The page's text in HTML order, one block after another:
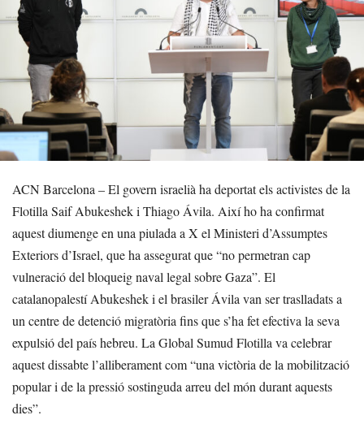
ACN Barcelona – El govern israelià ha deportat els activistes de la
Flotilla Saif Abukeshek i Thiago Ávila. Així ho ha confirmat
aquest diumenge en una piulada a X el Ministeri d’Assumptes
Exteriors d’Israel, que ha assegurat que “no permetran cap
vulneració del bloqueig naval legal sobre Gaza”. El
catalanopalestí Abukeshek i el brasiler Ávila van ser traslladats a
un centre de detenció migratòria fins que s’ha fet efectiva la seva
expulsió del país hebreu. La Global Sumud Flotilla va celebrar
aquest dissabte l’alliberament com “una victòria de la mobilització
popular i de la pressió sostinguda arreu del món durant aquests
dies”.